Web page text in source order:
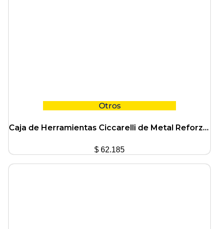
Otros
Caja de Herramientas Ciccarelli de Metal Reforzada 3 niveles
$ 62.185